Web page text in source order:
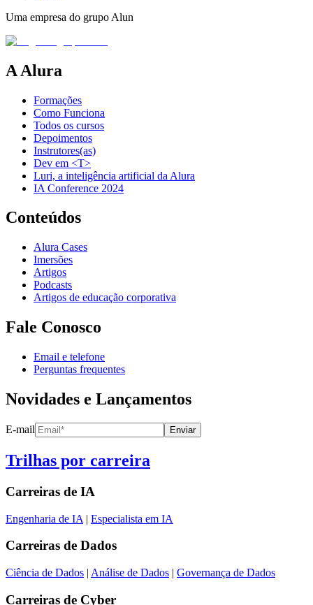
Uma empresa do grupo Alun
A Alura
Formações
Como Funciona
Todos os cursos
Depoimentos
Instrutores(as)
Dev em <T>
Luri, a inteligência artificial da Alura
IA Conference 2024
Conteúdos
Alura Cases
Imersões
Artigos
Podcasts
Artigos de educação corporativa
Fale Conosco
Email e telefone
Perguntas frequentes
Novidades e Lançamentos
E-mail Enviar
Trilhas por carreira
Carreiras de IA
Engenharia de IA | Especialista em IA
Carreiras de Dados
Ciência de Dados | Análise de Dados | Governança de Dados
Carreiras de Cyber